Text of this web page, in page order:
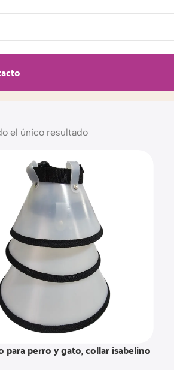
el único resultado
para perro y gato, collar isabelino